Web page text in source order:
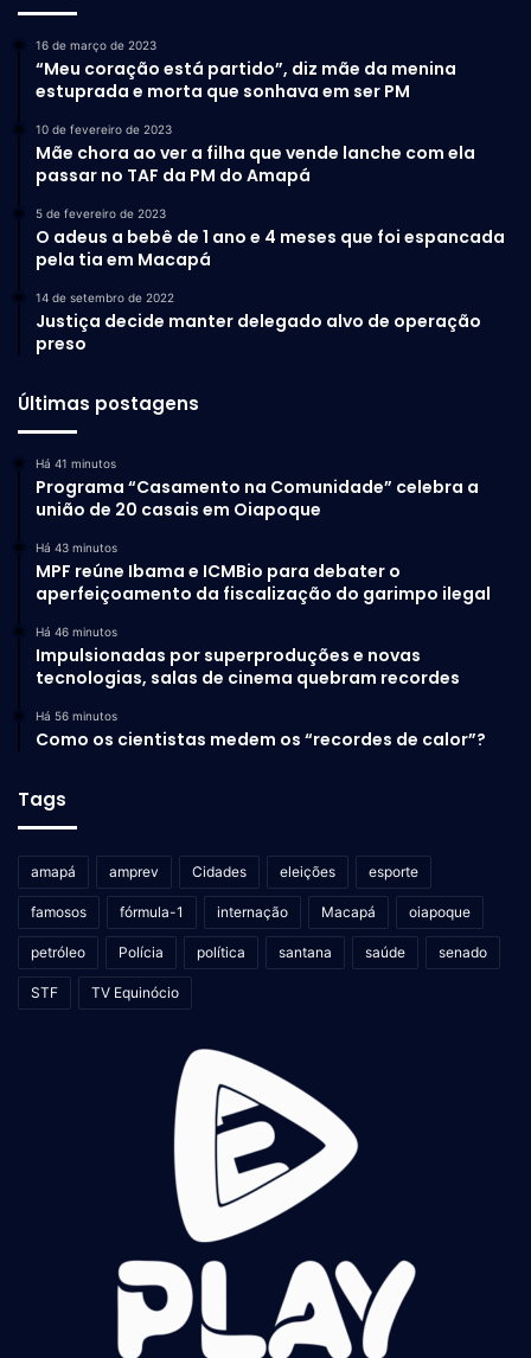
16 de março de 2023
“Meu coração está partido”, diz mãe da menina
estuprada e morta que sonhava em ser PM
10 de fevereiro de 2023
Mãe chora ao ver a filha que vende lanche com ela
passar no TAF da PM do Amapá
5 de fevereiro de 2023
O adeus a bebê de 1 ano e 4 meses que foi espancada
pela tia em Macapá
14 de setembro de 2022
Justiça decide manter delegado alvo de operação
preso
Últimas postagens
Há 41 minutos
Programa “Casamento na Comunidade” celebra a
união de 20 casais em Oiapoque
Há 43 minutos
MPF reúne Ibama e ICMBio para debater o
aperfeiçoamento da fiscalização do garimpo ilegal
Há 46 minutos
Impulsionadas por superproduções e novas
tecnologias, salas de cinema quebram recordes
Há 56 minutos
Como os cientistas medem os “recordes de calor”?
Tags
amapá amprev Cidades eleições esporte
famosos fórmula-1 internação Macapá oiapoque
petróleo Polícia política santana saúde senado
STF TV Equinócio